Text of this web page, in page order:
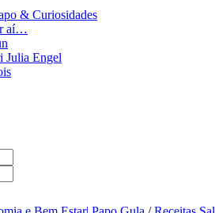
& Curiosidades
aí…
Julia Engel